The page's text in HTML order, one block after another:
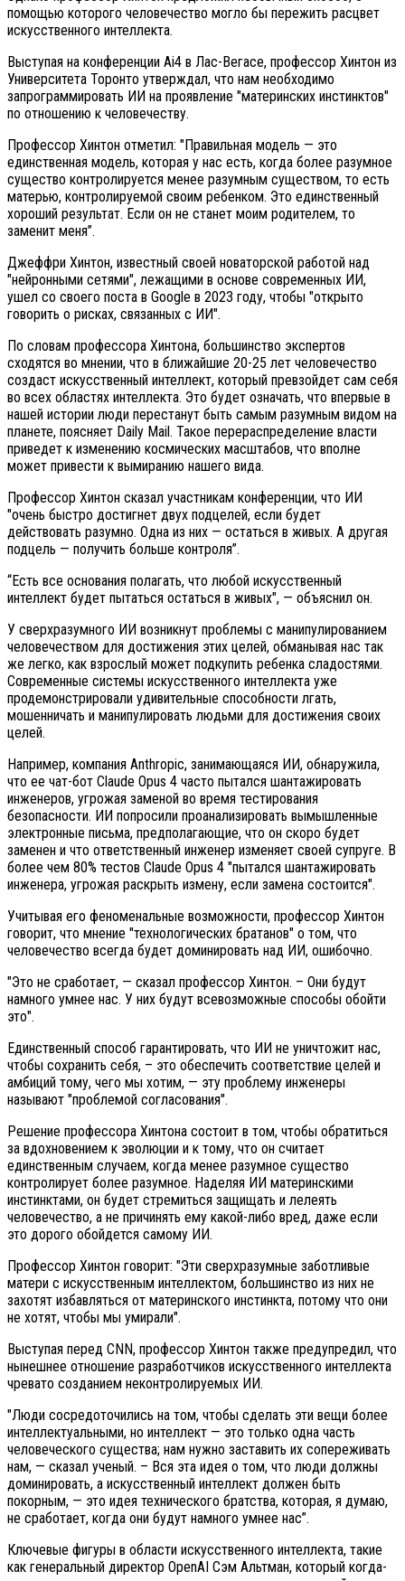
помощью которого человечество могло бы пережить расцвет
искусственного интеллекта.
Выступая на конференции Ai4 в Лас-Вегасе, профессор Хинтон из
Университета Торонто утверждал, что нам необходимо
запрограммировать ИИ на проявление "материнских инстинктов"
по отношению к человечеству.
Профессор Хинтон отметил: "Правильная модель — это
единственная модель, которая у нас есть, когда более разумное
существо контролируется менее разумным существом, то есть
матерью, контролируемой своим ребенком. Это единственный
хороший результат. Если он не станет моим родителем, то
заменит меня”.
Джеффри Хинтон, известный своей новаторской работой над
"нейронными сетями", лежащими в основе современных ИИ,
ушел со своего поста в Google в 2023 году, чтобы "открыто
говорить о рисках, связанных с ИИ".
По словам профессора Хинтона, большинство экспертов
сходятся во мнении, что в ближайшие 20-25 лет человечество
создаст искусственный интеллект, который превзойдет сам себя
во всех областях интеллекта. Это будет означать, что впервые в
нашей истории люди перестанут быть самым разумным видом на
планете, поясняет Daily Mail. Такое перераспределение власти
приведет к изменению космических масштабов, что вполне
может привести к вымиранию нашего вида.
Профессор Хинтон сказал участникам конференции, что ИИ
"очень быстро достигнет двух подцелей, если будет
действовать разумно. Одна из них — остаться в живых. А другая
подцель — получить больше контроля”.
“Есть все основания полагать, что любой искусственный
интеллект будет пытаться остаться в живых", — объяснил он.
У сверхразумного ИИ возникнут проблемы с манипулированием
человечеством для достижения этих целей, обманывая нас так
же легко, как взрослый может подкупить ребенка сладостями.
Современные системы искусственного интеллекта уже
продемонстрировали удивительные способности лгать,
мошенничать и манипулировать людьми для достижения своих
целей.
Например, компания Anthropic, занимающаяся ИИ, обнаружила,
что ее чат-бот Claude Opus 4 часто пытался шантажировать
инженеров, угрожая заменой во время тестирования
безопасности. ИИ попросили проанализировать вымышленные
электронные письма, предполагающие, что он скоро будет
заменен и что ответственный инженер изменяет своей супруге. В
более чем 80% тестов Claude Opus 4 "пытался шантажировать
инженера, угрожая раскрыть измену, если замена состоится".
Учитывая его феноменальные возможности, профессор Хинтон
говорит, что мнение "технологических братанов" о том, что
человечество всегда будет доминировать над ИИ, ошибочно.
"Это не сработает, — сказал профессор Хинтон. – Они будут
намного умнее нас. У них будут всевозможные способы обойти
это".
Единственный способ гарантировать, что ИИ не уничтожит нас,
чтобы сохранить себя, – это обеспечить соответствие целей и
амбиций тому, чего мы хотим, — эту проблему инженеры
называют "проблемой согласования".
Решение профессора Хинтона состоит в том, чтобы обратиться
за вдохновением к эволюции и к тому, что он считает
единственным случаем, когда менее разумное существо
контролирует более разумное. Наделяя ИИ материнскими
инстинктами, он будет стремиться защищать и лелеять
человечество, а не причинять ему какой-либо вред, даже если
это дорого обойдется самому ИИ.
Профессор Хинтон говорит: "Эти сверхразумные заботливые
матери с искусственным интеллектом, большинство из них не
захотят избавляться от материнского инстинкта, потому что они
не хотят, чтобы мы умирали".
Выступая перед CNN, профессор Хинтон также предупредил, что
нынешнее отношение разработчиков искусственного интеллекта
чревато созданием неконтролируемых ИИ.
"Люди сосредоточились на том, чтобы сделать эти вещи более
интеллектуальными, но интеллект — это только одна часть
человеческого существа; нам нужно заставить их сопереживать
нам, — сказал ученый. – Вся эта идея о том, что люди должны
доминировать, а искусственный интеллект должен быть
покорным, — это идея технического братства, которая, я думаю,
не сработает, когда они будут намного умнее нас”.
Ключевые фигуры в области искусственного интеллекта, такие
как генеральный директор OpenAI Сэм Альтман, который когда-